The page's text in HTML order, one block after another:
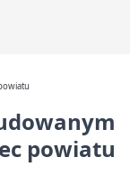
powiatu